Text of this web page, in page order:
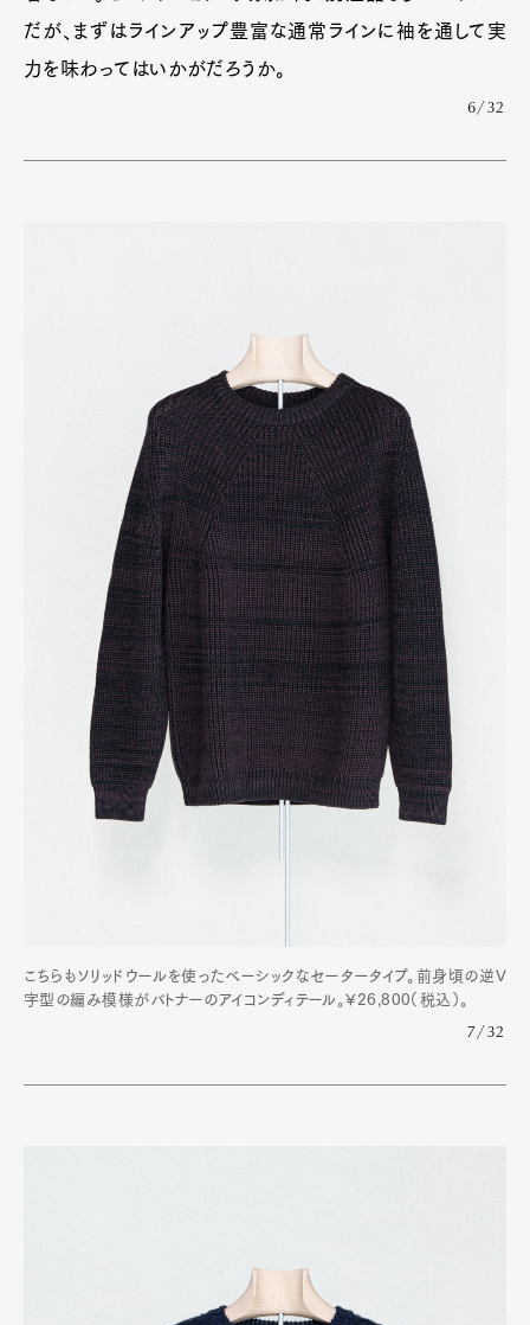
Official Columnist
About
Contact
Pen Meet
だが、まずはラインアップ豊富な通常ラインに袖を通して実
力を味わってはいかがだろうか。
6/32
こちらもソリッドウールを使ったベーシックなセータータイプ。前身頃の逆V
字型の編み模様がバトナーのアイコンディテール。¥26,800（税込）。
7/32